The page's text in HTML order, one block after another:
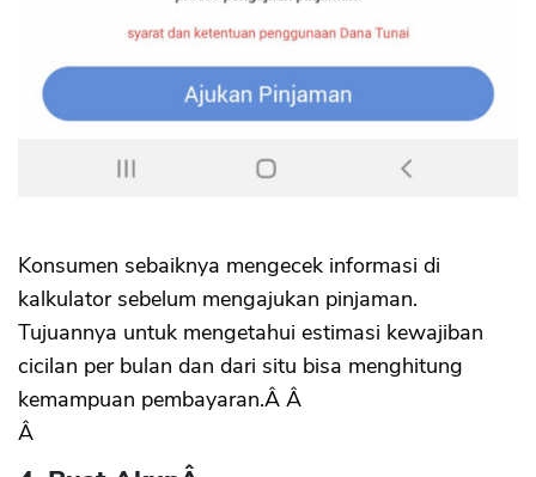
Konsumen sebaiknya mengecek informasi di
kalkulator sebelum mengajukan pinjaman.
Tujuannya untuk mengetahui estimasi kewajiban
cicilan per bulan dan dari situ bisa menghitung
kemampuan pembayaran.Â Â
Â